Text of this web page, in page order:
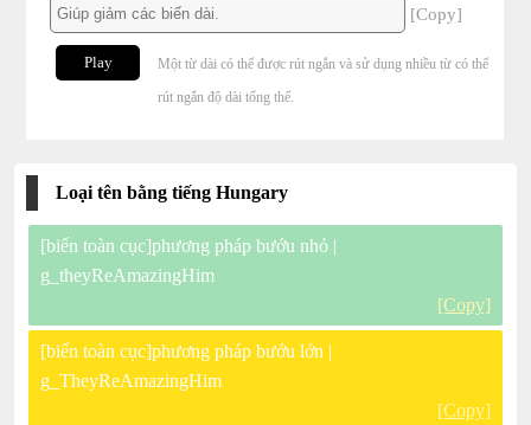
[Copy]
Play
Một từ dài có thể được rút ngắn và sử dụng nhiều từ có thể
rút ngắn độ dài tổng thể.
Loại tên bằng tiếng Hungary
[biến toàn cục]phương pháp bướu nhỏ |
g_theyReAmazingHim
[Copy]
[biến toàn cục]phương pháp bướu lớn |
g_TheyReAmazingHim
[Copy]